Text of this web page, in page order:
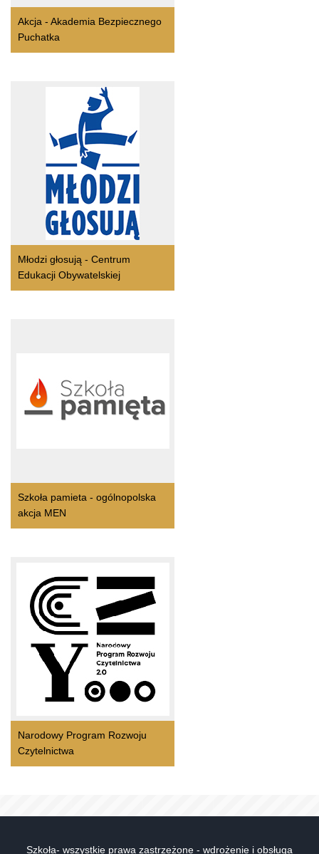
Akcja - Akademia Bezpiecznego
Puchatka
Młodzi głosują - Centrum
Edukacji Obywatelskiej
Szkoła pamieta - ogólnopolska
akcja MEN
Narodowy Program Rozwoju
Czytelnictwa
Szkoła- wszystkie prawa zastrzeżone - wdrożenie i obsługa